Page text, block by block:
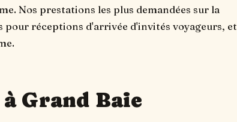
Nos prestations les plus demandées sur la
pour réceptions d'arrivée d'invités voyageurs, et
Grand Baie